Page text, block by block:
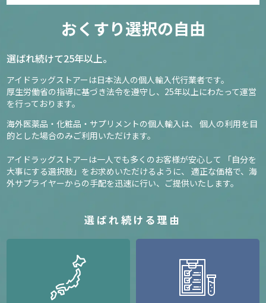
おくすり選択の自由
選ばれ続けて25年以上。
アイドラッグストアーは日本法人の個人輸入代行業者です。
厚生労働省の指導に基づき法令を遵守し、 25年以上にわたって運営
を行っております。
海外医薬品・化粧品・サプリメントの個人輸入は、
個人の利用を目
的とした場合のみご利用いただけます。
アイドラッグストアーは一人でも多くのお客様が安心して
「自分を
大事にする選択肢」をお求めいただけるように、
適正な価格で、海
外サプライヤーからの手配を迅速に行い、ご提供いたします。
選ばれ続ける理由